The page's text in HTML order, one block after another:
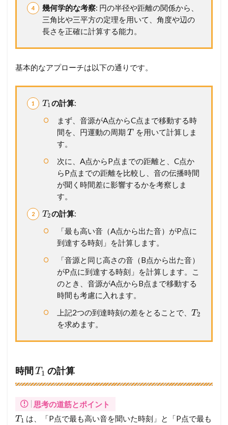
ホ
イ
ヘ
ン
原
理
2
メ
バ
プ
幾何学的な考察: 円の半径や距離の関係から、
三角比や三平方の定理を用いて、角度や辺の
長さを正確に計算する能力。
基本的なアプローチは以下の通りです。
T 1の計算:
まず、音源がA点からC点まで移動する時
間を、円運動の周期T を用いて計算しま
す。
次に、A点からP点までの距離と、C点か
らP点までの距離を比較し、音の伝播時間
が聞く時間差に影響するかを考察しま
す。
T2の計算:
「最も高い音（A点から出た音）がP点に
到達する時刻」を計算します。
「音源と同じ高さの音（B点から出た音）
がP点に到達する時刻」を計算します。こ
のとき、音源がA点からB点まで移動する
時間も考慮に入れます。
上記2つの到達時刻の差をとることで、T2
を求めます。
時間 T 1 の計算
思考の道筋とポイント
T 1 は、「P点で最も高い音を聞いた時刻」と「P点で最も